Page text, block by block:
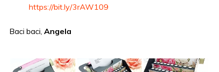
https://bit.ly/3rAW109
Baci baci,Angela